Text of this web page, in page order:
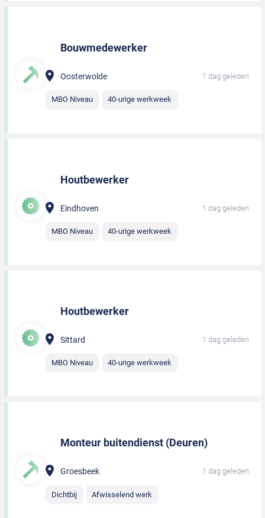
Bouwmedewerker
Oosterwolde 1 dag geleden
MBO Niveau 40-urige werkweek
Houtbewerker
Eindhoven 1 dag geleden
MBO Niveau 40-urige werkweek
Houtbewerker
Sittard 1 dag geleden
MBO Niveau 40-urige werkweek
Monteur buitendienst (Deuren)
Groesbeek 1 dag geleden
Dichtbij Afwisselend werk